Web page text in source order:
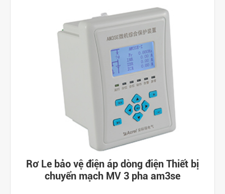
Rơ Le bảo vệ điện áp dòng điện Thiết bị
chuyển mạch MV 3 pha am3se